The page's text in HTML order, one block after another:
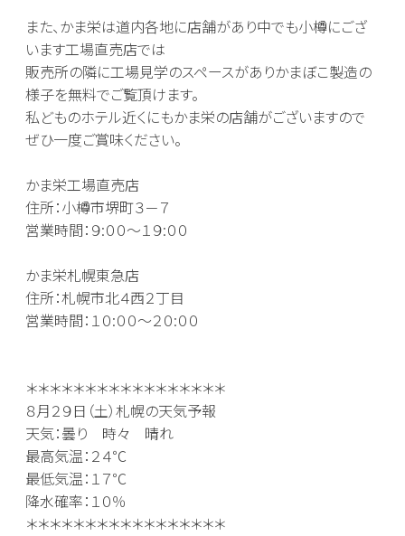
また、かま栄は道内各地に店舗があり中でも小樽にござ
います工場直売店では
販売所の隣に工場見学のスペースがありかまぼこ製造の
様子を無料でご覧頂けます。
私どものホテル近くにもかま栄の店舗がございますので
ぜひ一度ご賞味ください。
かま栄工場直売店
住所：小樽市堺町３－７
営業時間：９:００～１９:００
かま栄札幌東急店
住所：札幌市北４西２丁目
営業時間：１０:００～２０:００
＊＊＊＊＊＊＊＊＊＊＊＊＊＊＊＊＊
８月２９日（土）札幌の天気予報
天気：曇り 時々 晴れ
最高気温：２４℃
最低気温：１７℃
降水確率：１０％
＊＊＊＊＊＊＊＊＊＊＊＊＊＊＊＊＊